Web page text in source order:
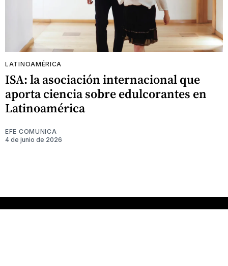
LATINOAMÉRICA
ISA: la asociación internacional que
aporta ciencia sobre edulcorantes en
Latinoamérica
EFE COMUNICA
4 de junio de 2026